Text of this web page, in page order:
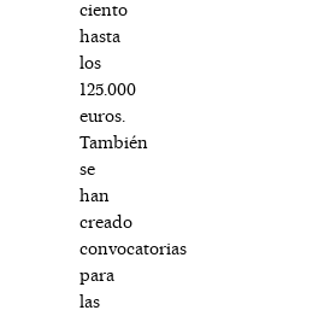
ciento
hasta
los
125.000
euros.
También
se
han
creado
convocatorias
para
las